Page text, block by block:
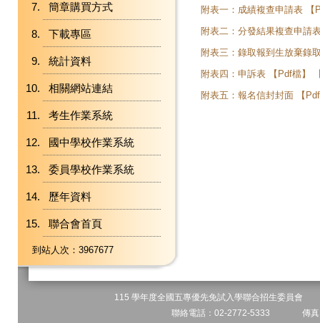
簡章購買方式
下載專區
統計資料
相關網站連結
考生作業系統
國中學校作業系統
委員學校作業系統
歷年資料
聯合會首頁
到站人次：3967677
附表一：成績複查申請表 【
附表二：分發結果複查申請
附表三：錄取報到生放棄錄
附表四：申訴表 【 Pdf檔】
附表五：報名信封封面 【
115 學年度全國五專優先免試入學聯合招生委員會
聯絡電話：02-2772-5333 傳